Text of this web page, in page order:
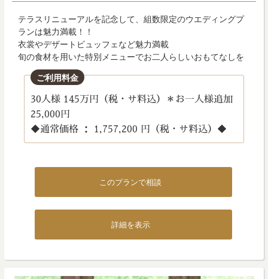
テラスリニューアルを記念して、組数限定のウエディングプ
ランは魅力満載！！
衣裳やデザートビュッフェなど魅力満載
旬の食材を用いた特別メニューでお二人らしいおもてなしを
ご利用料金
30人様 145万円（税・サ料込）＊お一人様追加
25,000円
◆通常価格 ： 1,757,200 円（税・サ料込）◆
このプランで相談
詳細を表示